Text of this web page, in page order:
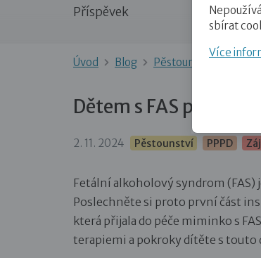
Příspěvek
Úvod Blog Pěstounství
Dětem s FAS přináší
2. 11. 2024 Pěstounství PPPD
Fetální alkoholový syndrom (FAS)
Poslechněte si proto první část
která přijala do péče miminko s
terapiemi a pokroky dítěte s touto
sbírat
Více